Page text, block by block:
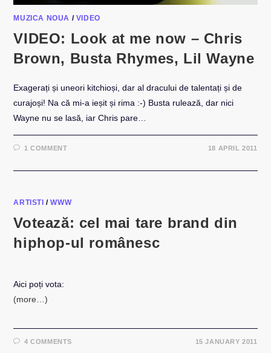
MUZICA NOUA / VIDEO
VIDEO: Look at me now – Chris
Brown, Busta Rhymes, Lil Wayne
Exagerați și uneori kitchioși, dar al dracului de talentați și de
curajoși! Na că mi-a ieșit și rima :-) Busta rulează, dar nici
Wayne nu se lasă, iar Chris pare…
1 COMMENT 18 APRIL 2011
ARTISTI /WWW
Votează: cel mai tare brand din
hiphop-ul românesc
Aici poți vota:
(more…)
4 COMMENTS 15 JANUARY 2011